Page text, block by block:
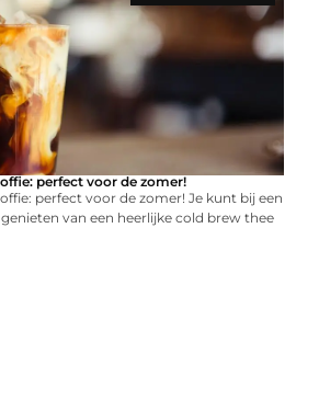
perfect voor de zomer!
perfect voor de zomer! Je kunt bij een
van een heerlijke cold brew thee